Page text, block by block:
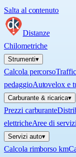
Salta al contenuto
Distanze
Chilometriche
Strumenti▾
Calcola percorso
pedaggioAutovelox e
Carburante & ricarica▾
Prezzi carburante
elettricheAree di
Servizi auto▾
Calcola rimborso km